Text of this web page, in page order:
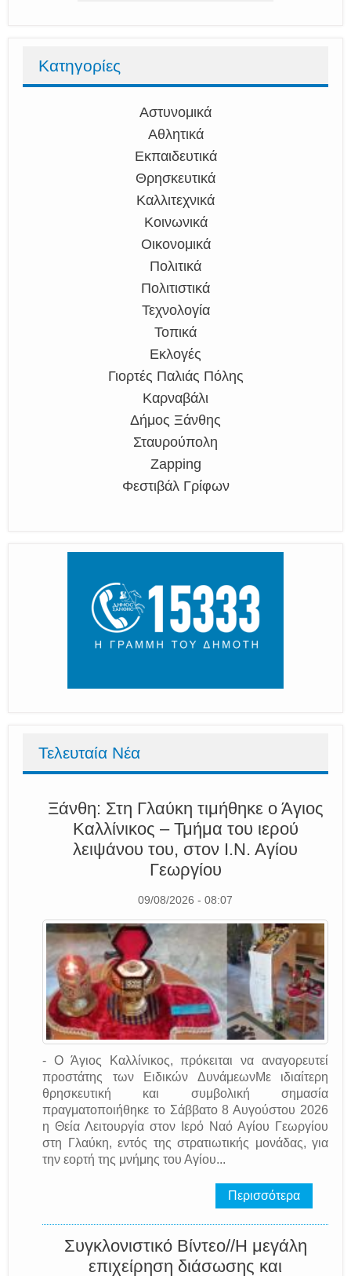
Κατηγορίες
Αστυνομικά
Αθλητικά
Εκπαιδευτικά
Θρησκευτικά
Καλλιτεχνικά
Κοινωνικά
Οικονομικά
Πολιτικά
Πολιτιστικά
Τεχνολογία
Τοπικά
Εκλογές
Γιορτές Παλιάς Πόλης
Καρναβάλι
Δήμος Ξάνθης
Σταυρούπολη
Zapping
Φεστιβάλ Γρίφων
Τελευταία Νέα
Ξάνθη: Στη Γλαύκη τιμήθηκε ο Άγιος
Καλλίνικος – Τμήμα του ιερού
λειψάνου του, στον Ι.Ν. Αγίου
Γεωργίου
09/08/2026 - 08:07
- Ο Άγιος Καλλίνικος, πρόκειται να αναγορευτεί
προστάτης των Ειδικών ΔυνάμεωνΜε ιδιαίτερη
θρησκευτική και συμβολική σημασία
πραγματοποιήθηκε το Σάββατο 8 Αυγούστου 2026
η Θεία Λειτουργία στον Ιερό Ναό Αγίου Γεωργίου
στη Γλαύκη, εντός της στρατιωτικής μονάδας, για
την εορτή της μνήμης του Αγίου...
Περισσότερα
Συγκλονιστικό Βίντεο//Η μεγάλη
επιχείρηση διάσωσης και